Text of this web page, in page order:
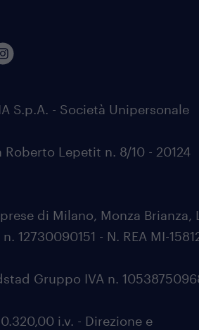
S.p.A. - Società Unipersonale
Roberto Lepetit n. 8/10 - 20124
di Milano, Monza Brianza,
12730090151 - N. REA MI-
Gruppo IVA n.
i.v. - Direzione e